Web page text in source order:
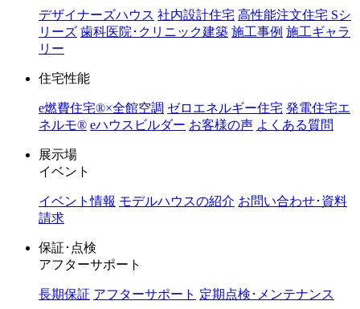
デザイナーズハウス 社内設計住宅 高性能注文住宅 Sシ
リーズ 歯科医院･クリニック建築 施工事例 施工ギャラ
リー
住宅性能
e燃費住宅®︎×全館空調 ゼロエネルギー住宅 発電住宅エ
ネルモ®︎ eハウスビルダー お客様の声 よくある質問
展示場
イベント
イベント情報 モデルハウスの紹介 お問い合わせ･資料
請求
保証･点検
アフターサポート
長期保証 アフターサポート 定期点検･メンテナンス